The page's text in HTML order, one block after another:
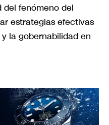
fenómeno del
estrategias efectivas
la gobernabilidad en